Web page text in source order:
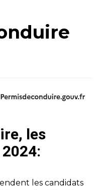
les
les candidats